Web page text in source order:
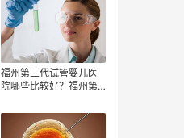
福州第三代试管婴儿医
院哪些比较好？福州第
少？福州做第三代试管
婴儿如何省钱？